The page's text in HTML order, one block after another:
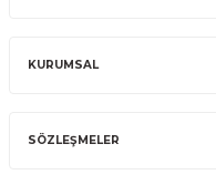
KURUMSAL
SÖZLEŞMELER